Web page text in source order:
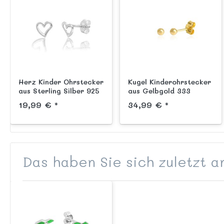
Herz Kinder Ohrstecker
aus Sterling Silber 925
19,99 € *
Kugel Kinderohrstecker
aus Gelbgold 333
2,5 mm
34,99 € *
Das haben Sie sich zuletzt